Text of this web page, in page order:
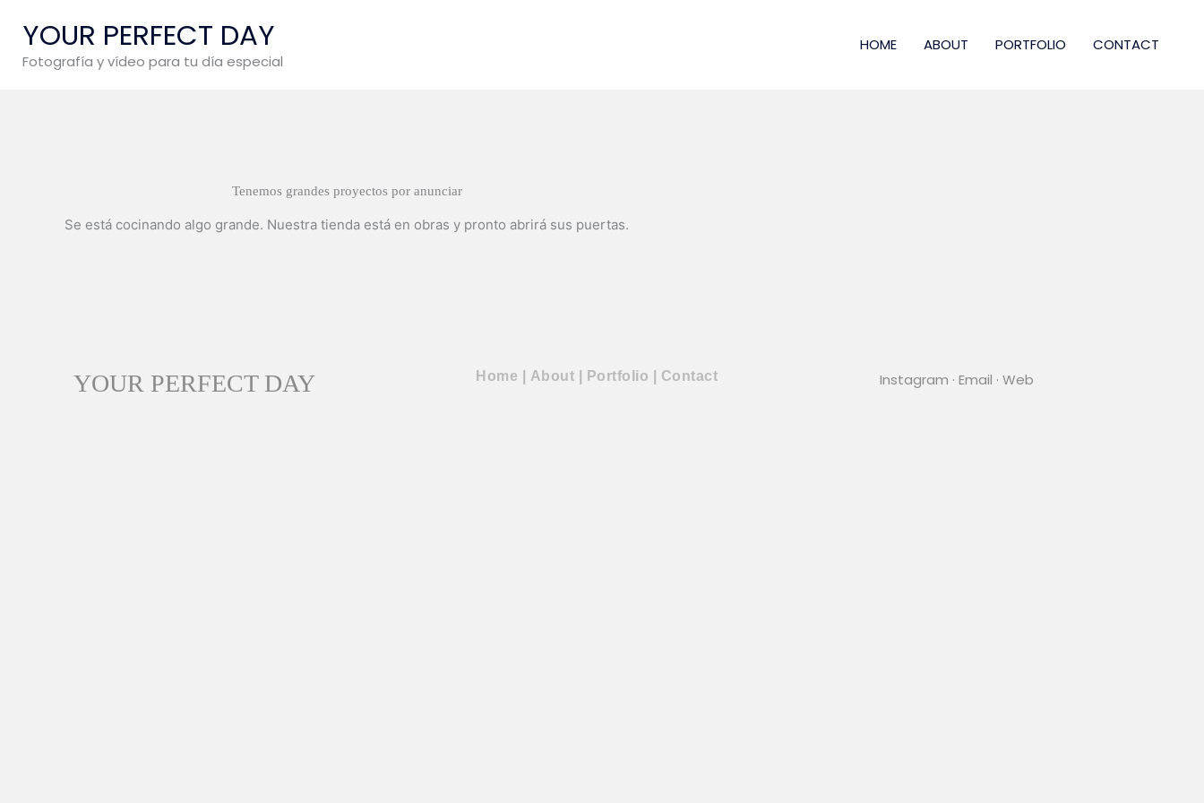
contenido
YOUR PERFECT DAY
Fotografía y vídeo para tu día especial
HOME ABOUT PORTFOLIO CONTACT
Tenemos grandes proyectos por anunciar
Se está cocinando algo grande. Nuestra tienda está en obras y pronto abrirá sus puertas.
YOUR PERFECT DAY Home About Portfolio Contact Instagram · Email · Web